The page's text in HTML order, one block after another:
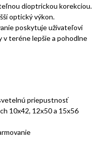
dioptrickou korekciou.
optický výkon.
poskytuje užívateľovi
v teréne lepšie a pohodlne
priepustnosť
10x42, 12x50 a 15x56